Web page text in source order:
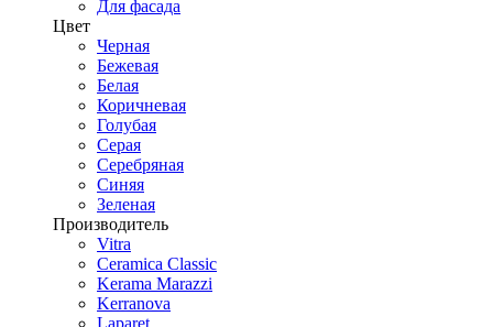
Для фасада
Цвет
Черная
Бежевая
Белая
Коричневая
Голубая
Серая
Серебряная
Синяя
Зеленая
Производитель
Vitra
Ceramica Classic
Kerama Marazzi
Kerranova
Laparet